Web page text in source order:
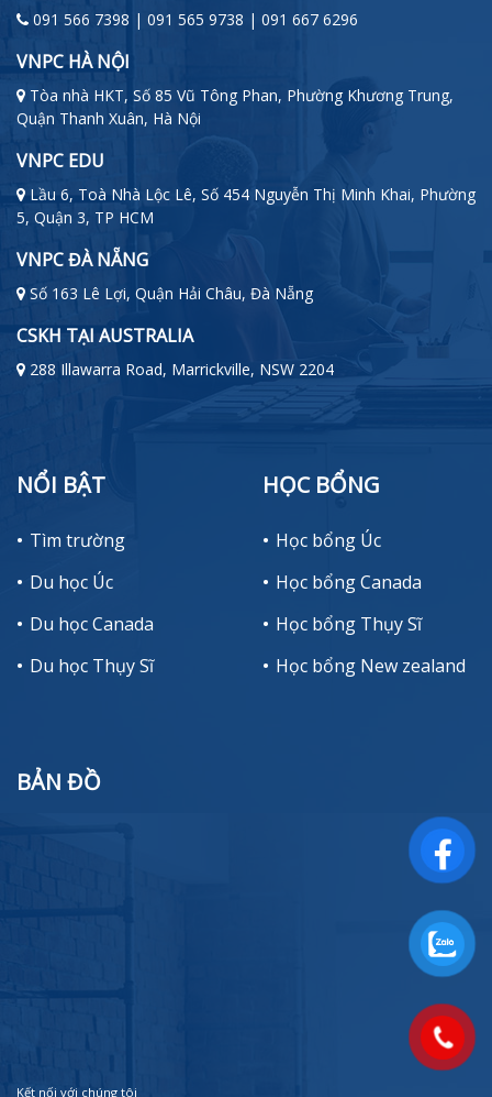
091 566 7398 | 091 565 9738 | 091 667 6296
VNPC HÀ NỘI
Tòa nhà HKT, Số 85 Vũ Tông Phan, Phường Khương Trung,
Quận Thanh Xuân, Hà Nội
VNPC EDU
Lầu 6, Toà Nhà Lộc Lê, Số 454 Nguyễn Thị Minh Khai, Phường
5, Quận 3, TP HCM
VNPC ĐÀ NẴNG
Số 163 Lê Lợi, Quận Hải Châu, Đà Nẵng
CSKH TẠI AUSTRALIA
288 Illawarra Road, Marrickville, NSW 2204
NỔI BẬT
Tìm trường
Du học Úc
Du học Canada
Du học Thụy Sĩ
HỌC BỔNG
Học bổng Úc
Học bổng Canada
Học bổng Thụy Sĩ
Học bổng New zealand
BẢN ĐỒ
Kết nối với chúng tôi